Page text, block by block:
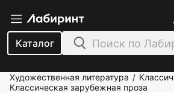
Каталог
Художественная литература /
Классическая зарубежная проза